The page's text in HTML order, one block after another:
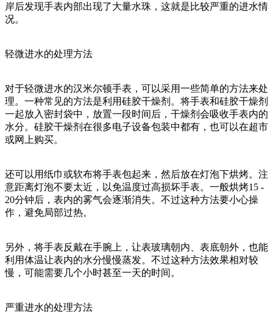
岸后发现手表内部出现了大量水珠，这就是比较严重的进水情
况。
轻微进水的处理方法
对于轻微进水的汉米尔顿手表，可以采用一些简单的方法来处
理。一种常见的方法是利用硅胶干燥剂。将手表和硅胶干燥剂
一起放入密封袋中，放置一段时间后，干燥剂会吸收手表内的
水分。硅胶干燥剂在很多电子设备包装中都有，也可以在超市
或网上购买。
还可以用纸巾或软布将手表包起来，然后放在灯泡下烘烤。注
意距离灯泡不要太近，以免温度过高损坏手表。一般烘烤15 -
20分钟后，表内的雾气会逐渐消失。不过这种方法要小心操
作，避免局部过热。
另外，将手表反戴在手腕上，让表玻璃朝内、表底朝外，也能
利用体温让表内的水分慢慢蒸发。不过这种方法效果相对较
慢，可能需要几个小时甚至一天的时间。
严重进水的处理方法